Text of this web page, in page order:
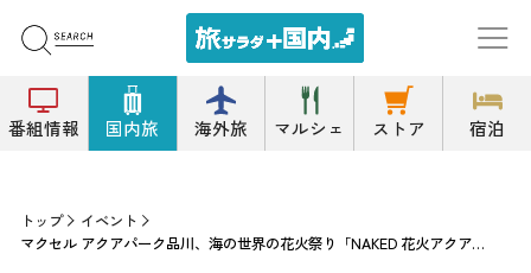
番組情報 国内旅 海外旅 マルシェ ストア 宿泊
トップ
イベント
マクセル アクアパーク品川、海の世界の花火祭り「NAKED 花火アクアリウム」7月13日より開催